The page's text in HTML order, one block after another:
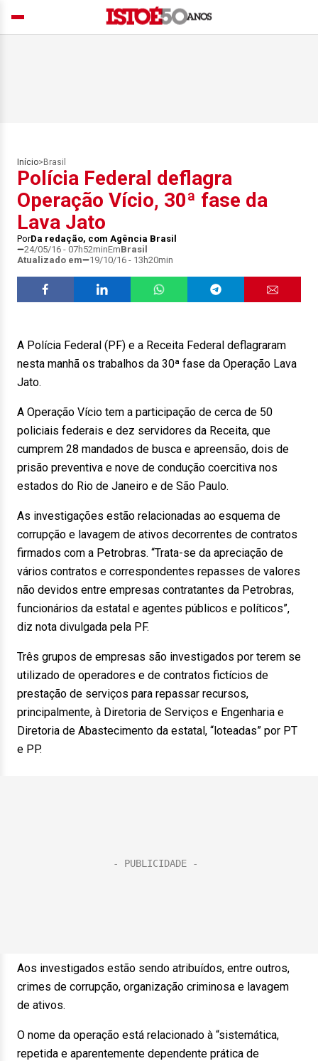
Início> Brasil
Polícia Federal deflagra
Operação Vício, 30ª fase da
Lava Jato
PorDa redação, com Agência Brasil
24/05/16 - 07h52minEmBrasil
Atualizado em
19/10/16 - 13h20min
A Polícia Federal (PF) e a Receita Federal deflagraram
nesta manhã os trabalhos da 30ª fase da Operação Lava
Jato.
A Operação Vício tem a participação de cerca de 50
policiais federais e dez servidores da Receita, que
cumprem 28 mandados de busca e apreensão, dois de
prisão preventiva e nove de condução coercitiva nos
estados do Rio de Janeiro e de São Paulo.
As investigações estão relacionadas ao esquema de
corrupção e lavagem de ativos decorrentes de contratos
firmados com a Petrobras. “Trata-se da apreciação de
vários contratos e correspondentes repasses de valores
não devidos entre empresas contratantes da Petrobras,
funcionários da estatal e agentes públicos e políticos”,
diz nota divulgada pela PF.
Três grupos de empresas são investigados por terem se
utilizado de operadores e de contratos fictícios de
prestação de serviços para repassar recursos,
principalmente, à Diretoria de Serviços e Engenharia e
Diretoria de Abastecimento da estatal, “loteadas” por PT
e PP.
Aos investigados estão sendo atribuídos, entre outros,
crimes de corrupção, organização criminosa e lavagem
de ativos.
O nome da operação está relacionado à “sistemática,
repetida e aparentemente dependente prática de